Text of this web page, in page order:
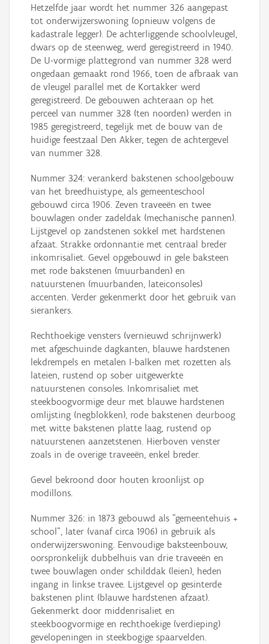
Hetzelfde jaar wordt het nummer 326 aangepast
tot onderwijzerswoning (opnieuw volgens de
kadastrale legger). De achterliggende schoolvleugel,
dwars op de steenweg, werd geregistreerd in 1940.
De U-vormige plattegrond van nummer 328 werd
ongedaan gemaakt rond 1966, toen de afbraak van
de vleugel parallel met de Kortakker werd
geregistreerd. De gebouwen achteraan op het
perceel van nummer 328 (ten noorden) werden in
1985 geregistreerd, tegelijk met de bouw van de
huidige feestzaal Den Akker, tegen de achtergevel
van nummer 328.
Nummer 324: verankerd bakstenen schoolgebouw
van het breedhuistype, als gemeenteschool
gebouwd circa 1906. Zeven traveeën en twee
bouwlagen onder zadeldak (mechanische pannen).
Lijstgevel op zandstenen sokkel met hardstenen
afzaat. Strakke ordonnantie met centraal breder
inkomrisaliet. Gevel opgebouwd in gele baksteen
met rode bakstenen (muurbanden) en
natuurstenen (muurbanden, lateiconsoles)
accenten. Verder gekenmerkt door het gebruik van
sierankers.
Rechthoekige vensters (vernieuwd schrijnwerk)
met afgeschuinde dagkanten, blauwe hardstenen
lekdrempels en metalen I-balken met rozetten als
lateien, rustend op sober uitgewerkte
natuurstenen consoles. Inkomrisaliet met
steekboogvormige deur met blauwe hardstenen
omlijsting (negblokken), rode bakstenen deurboog
met witte bakstenen platte laag, rustend op
natuurstenen aanzetstenen. Hierboven venster
zoals in de overige traveeën, enkel breder.
Gevel bekroond door houten kroonlijst op
modillons.
Nummer 326: in 1873 gebouwd als "gemeentehuis +
school", later (vanaf circa 1906) in gebruik als
onderwijzerswoning. Eenvoudige baksteenbouw,
oorspronkelijk dubbelhuis van drie traveeën en
twee bouwlagen onder schilddak (leien), heden
ingang in linkse travee. Lijstgevel op gesinterde
bakstenen plint (blauwe hardstenen afzaat).
Gekenmerkt door middenrisaliet en
steekboogvormige en rechthoekige (verdieping)
gevelopeningen in steekbogige spaarvelden.